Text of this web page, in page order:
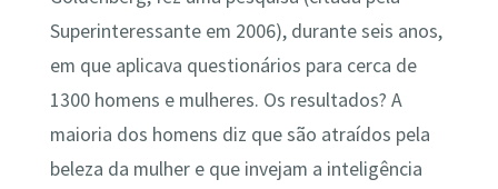
Superinteressante em 2006), durante seis anos,
em que aplicava questionários para cerca de
1300 homens e mulheres. Os resultados? A
maioria dos homens diz que são atraídos pela
beleza da mulher e que invejam a inteligência